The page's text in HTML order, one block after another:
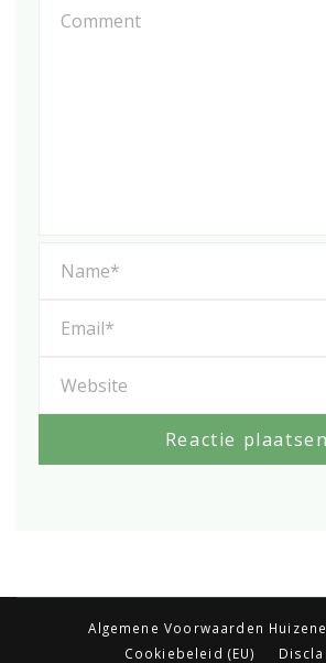
Algemene Voorwaarden
Cookiebeleid (EU)